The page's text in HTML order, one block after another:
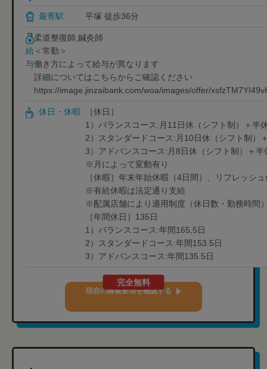
最寄駅 平塚 徒歩36分
給
与
柔道整復師,鍼灸師
＜常勤＞
働き方によって給与が異なります
詳細についてはこちらからご確認ください
https://image.jinzaibank.com/woa/images/offer/
休日・休暇
［休日］
1）バランスコース:月11日休（シフト制）＋半
2）スタンダードコース:月10日休（シフト制）
3）アドバンスコース:月8日休（シフト制）＋半
※月によって変動有り
［休暇］年末年始休暇（4日間）、リフレッシ
※有給休暇は法定通り支給
※配属店舗により適用制度（休日数・勤務時間
［年間休日］135日
1）バランスコース:年間165,5日
2）スタンダードコース:年間153.5日
3）アドバンスコース:年間135.5日
完全無料
現在の募集要項を確認する